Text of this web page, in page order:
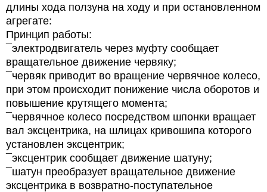
длины хода ползуна на ходу и при остановленном
агрегате:
Принцип работы:
¯электродвигатель через муфту сообщает
вращательное движение червяку;
¯червяк приводит во вращение червячное колесо,
при этом происходит понижение числа оборотов и
повышение крутящего момента;
¯червячное колесо посредством шпонки вращает
вал эксцентрика, на шлицах кривошипа которого
установлен эксцентрик;
¯эксцентрик сообщает движение шатуну;
¯шатун преобразует вращательное движение
эксцентрика в возвратно-поступательное